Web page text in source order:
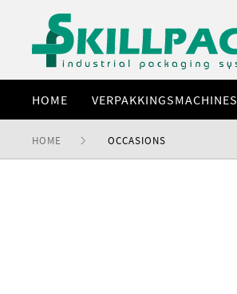
HOME VERPAKKINGSMACHINES
HOME OCCASIONS